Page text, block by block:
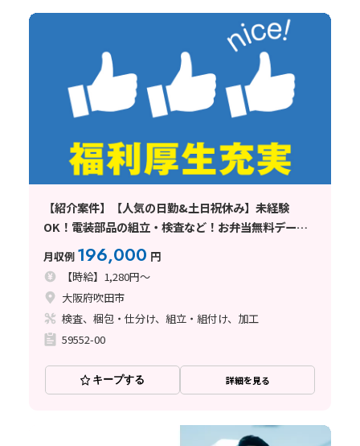
【紹介案件】【人気の日勤&土日祝休み】未経験
OK！電装部品の組立・検査など！お弁当無料デーあ
月収例 196,000 円
【時給】1,280円～
大阪府吹田市
検査、梱包・仕分け、組立・組付け、加工
59552-00
キープする 詳細を見る